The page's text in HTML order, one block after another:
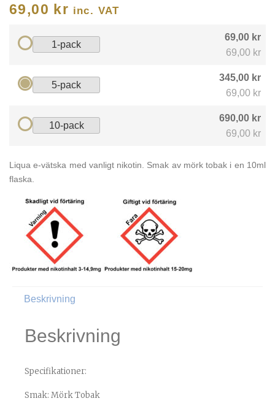
69,00 kr inc. VAT
1-pack
69,00 kr
69,00 kr
5-pack
345,00 kr
69,00 kr
10-pack
690,00 kr
69,00 kr
Liqua e-vätska med vanligt nikotin. Smak av mörk tobak i en 10ml
flaska.
Beskrivning
Beskrivning
Specifikationer:
Smak: Mörk Tobak